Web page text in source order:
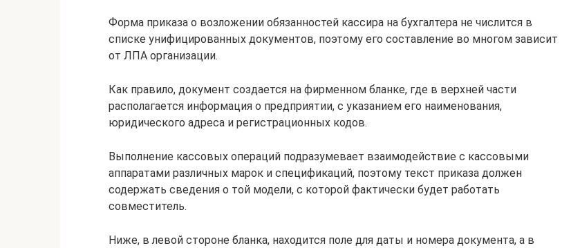
Форма приказа о возложении обязанностей кассира на бухгалтера не числится в
списке унифицированных документов, поэтому его составление во многом зависит
от ЛПА организации.
Как правило, документ создается на фирменном бланке, где в верхней части
располагается информация о предприятии, с указанием его наименования,
юридического адреса и регистрационных кодов.
Выполнение кассовых операций подразумевает взаимодействие с кассовыми
аппаратами различных марок и спецификаций, поэтому текст приказа должен
содержать сведения о той модели, с которой фактически будет работать
совместитель.
Ниже, в левой стороне бланка, находится поле для даты и номера документа, а в